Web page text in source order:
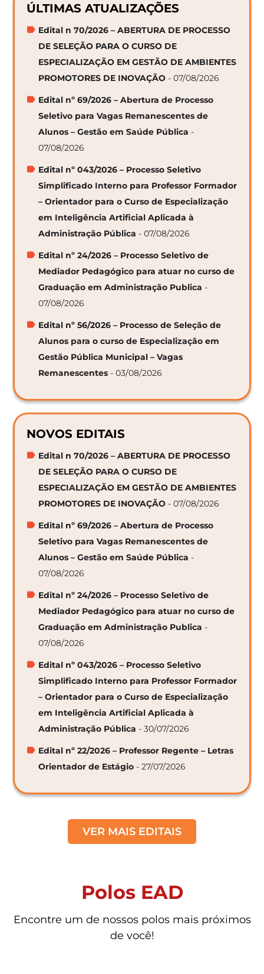
ÚLTIMAS ATUALIZAÇÕES
Edital n 70/2026 – ABERTURA DE PROCESSO
DE SELEÇÃO PARA O CURSO DE
ESPECIALIZAÇÃO EM GESTÃO DE AMBIENTES
PROMOTORES DE INOVAÇÃO - 07/08/2026
Edital nº 69/2026 – Abertura de Processo
Seletivo para Vagas Remanescentes de
Alunos – Gestão em Saúde Pública -
07/08/2026
Edital nº 043/2026 – Processo Seletivo
Simplificado Interno para Professor Formador
– Orientador para o Curso de Especialização
em Inteligência Artificial Aplicada à
Administração Pública - 07/08/2026
Edital nº 24/2026 – Processo Seletivo de
Mediador Pedagógico para atuar no curso de
Graduação em Administração Publica -
07/08/2026
Edital nº 56/2026 – Processo de Seleção de
Alunos para o curso de Especialização em
Gestão Pública Municipal – Vagas
Remanescentes - 03/08/2026
NOVOS EDITAIS
Edital n 70/2026 – ABERTURA DE PROCESSO
DE SELEÇÃO PARA O CURSO DE
ESPECIALIZAÇÃO EM GESTÃO DE AMBIENTES
PROMOTORES DE INOVAÇÃO - 07/08/2026
Edital nº 69/2026 – Abertura de Processo
Seletivo para Vagas Remanescentes de
Alunos – Gestão em Saúde Pública -
07/08/2026
Edital nº 24/2026 – Processo Seletivo de
Mediador Pedagógico para atuar no curso de
Graduação em Administração Publica -
07/08/2026
Edital nº 043/2026 – Processo Seletivo
Simplificado Interno para Professor Formador
– Orientador para o Curso de Especialização
em Inteligência Artificial Aplicada à
Administração Pública - 30/07/2026
Edital nº 22/2026 – Professor Regente – Letras
Orientador de Estágio - 27/07/2026
VER MAIS EDITAIS
Polos EAD
Encontre um de nossos polos mais próximos
de você!